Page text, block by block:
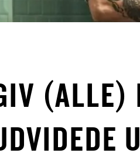
(ALLE)